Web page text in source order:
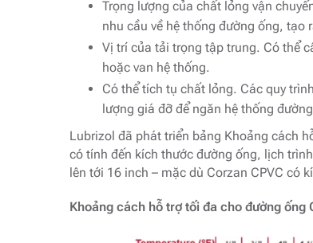
Trọng lượng của chất lỏng vận
nhu cầu về hệ thống đường ống, tạo
Vị trí của tải trọng tập trung. Có thể
hoặc van hệ thống.
Có thể tích tụ chất lỏng. Các quy
lượng giá đỡ để ngăn hệ thống
Lubrizol đã phát triển bảng Khoảng cách
có tính đến kích thước đường ống, lịch
lên tới 16 inch – mặc dù Corzan CPVC có
Khoảng cách hỗ trợ tối đa cho đường ống